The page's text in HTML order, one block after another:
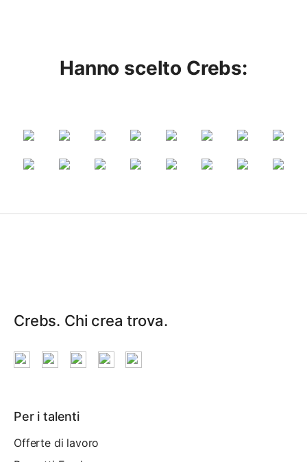
Hanno scelto Crebs:
Crebs. Chi crea trova.
Per i talenti
Offerte di lavoro